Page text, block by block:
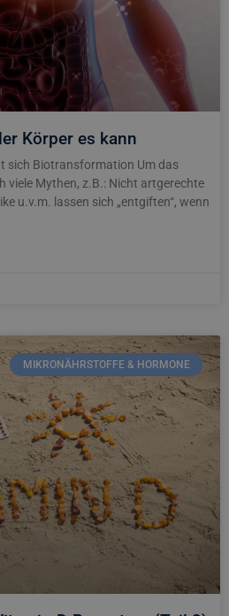
Körper es kann
sich Biotransformation Um das
viele Mythen, z.B.: Nicht artgerechte
u.v.m. lassen sich „entgiften“, wenn
MIKRONÄHRSTOFFE & HORMONE